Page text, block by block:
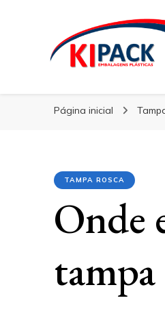
Kipack
Página inicial
TAMPA ROSCA
Onde
tampa